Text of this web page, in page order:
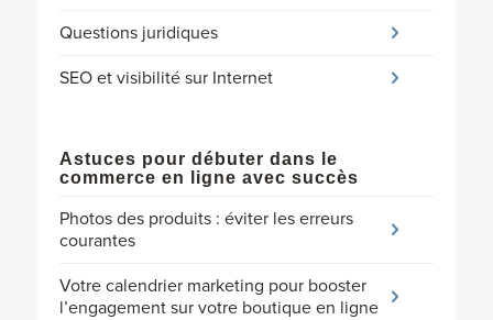
Questions juridiques
SEO et visibilité sur Internet
Astuces pour débuter dans le
commerce en ligne avec succès
Photos des produits : éviter les erreurs
courantes
Votre calendrier marketing pour booster
l’engagement sur votre boutique en ligne